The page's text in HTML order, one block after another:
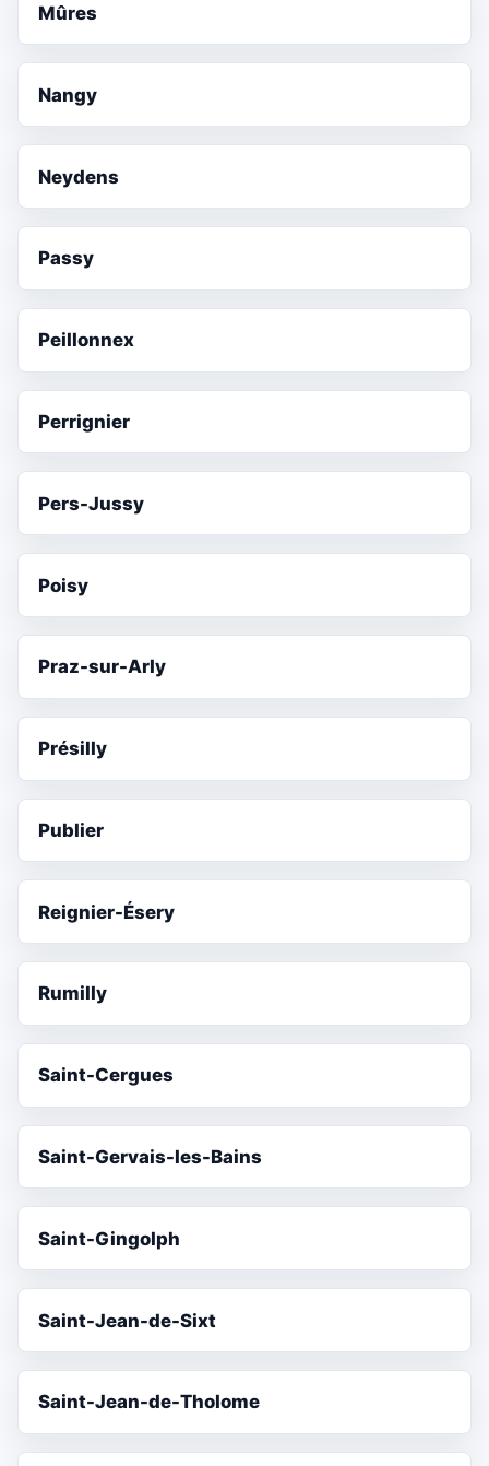
Mûres
Nangy
Neydens
Passy
Peillonnex
Perrignier
Pers-Jussy
Poisy
Praz-sur-Arly
Présilly
Publier
Reignier-Ésery
Rumilly
Saint-Cergues
Saint-Gervais-les-Bains
Saint-Gingolph
Saint-Jean-de-Sixt
Saint-Jean-de-Tholome